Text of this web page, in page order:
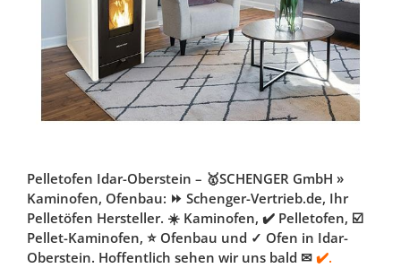
Pelletofen Idar-Oberstein – 🥇SCHENGER GmbH »
Kaminofen, Ofenbau: ⏩ Schenger-Vertrieb.de, Ihr
Pelletöfen Hersteller. ☀️ Kaminofen, ✔️ Pelletofen, ☑️
Pellet-Kaminofen, ⭐ Ofenbau und ✓ Ofen in Idar-
Oberstein. Hoffentlich sehen wir uns bald ✉ ✔️.